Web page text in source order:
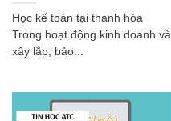
Học kế toán tại thanh hóa
Trong hoạt động kinh doanh và
xây lắp, bảo...